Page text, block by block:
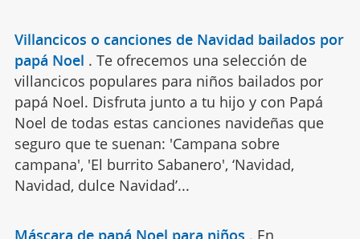
Villancicos o canciones de Navidad bailados por
papá Noel . Te ofrecemos una selección de
villancicos populares para niños bailados por
papá Noel. Disfruta junto a tu hijo y con Papá
Noel de todas estas canciones navideñas que
seguro que te suenan: 'Campana sobre
campana', 'El burrito Sabanero', ‘Navidad,
Navidad, dulce Navidad’...
Máscara de papá Noel para niños . En